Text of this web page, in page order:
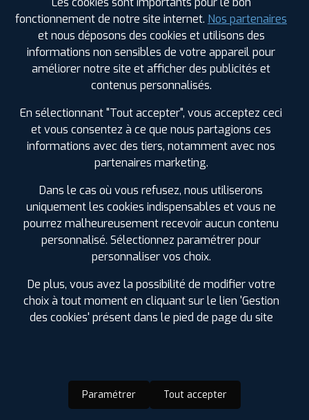
PROFIL PLUSREHAINVILLER
40 RUE DE LA STRASBOURGEOISE54300
REHAINVILLER
HORAIRES | +D'INFOS
3
LANGRES
RUE DE L'AVENIR CENTRE COMMERCIAL LECLERC
0325873631
HORAIRES | +D'INFOS
LES GARAGES PROFIL PLUS
DANS LES VILLES À PROXIMITÉ
Dombasle-sur-Meurthe (54)
Essey-lès-Nancy (54)
Jarville-la-Malgrange (54)
Laneuveville-devant-Nancy (54)
fonctionnement de notre site internet. Nos partenaires
et nous déposons des cookies et utilisons des
informations non sensibles de votre appareil pour
améliorer notre site et afficher des publicités et
contenus personnalisés.
En sélectionnant "Tout accepter", vous acceptez ceci
et vous consentez à ce que nous partagions ces
informations avec des tiers, notamment avec nos
partenaires marketing.
Dans le cas où vous refusez, nous utiliserons
uniquement les cookies indispensables et vous ne
pourrez malheureusement recevoir aucun contenu
personnalisé. Sélectionnez paramétrer pour
personnaliser vos choix.
De plus, vous avez la possibilité de modifier votre
choix à tout moment en cliquant sur le lien 'Gestion
des cookies' présent dans le pied de page du site
Paramétrer Tout accepter